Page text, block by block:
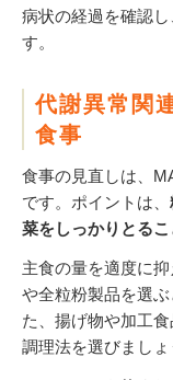
病状の経過を確認
す。
代謝異常関
食事
食事の見直しは、
です。ポイントは、
菜をしっかりとるこ
主食の量を適度に
や全粒粉製品を選
た、揚げ物や加工
調理法を選びましょ